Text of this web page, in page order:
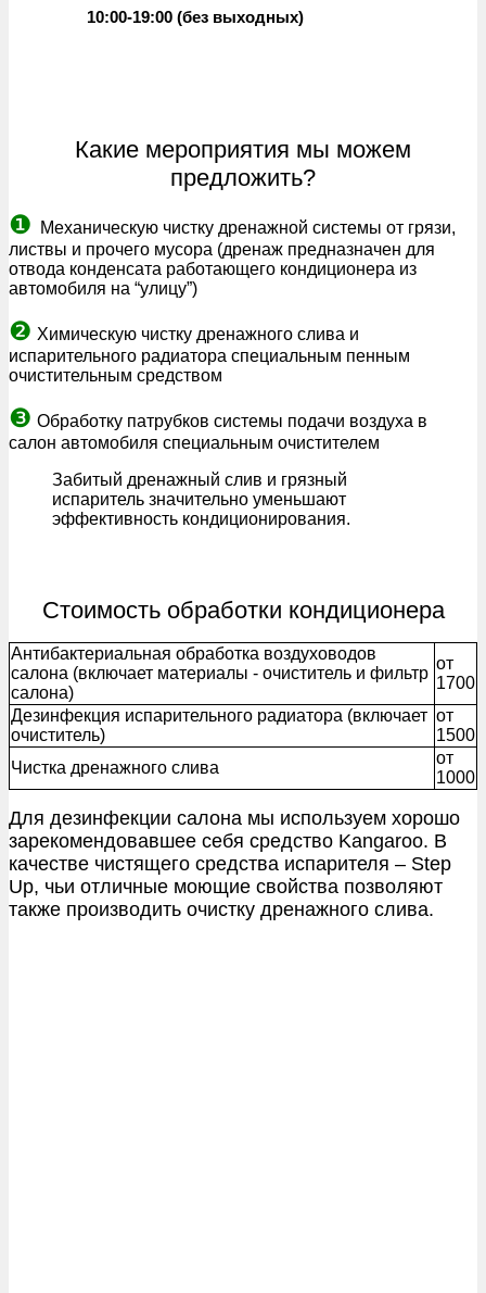
10:00-19:00 (без выходных)
Какие мероприятия мы можем
предложить?
❶
Механическую чистку дренажной системы от грязи,
листвы и прочего мусора (дренаж предназначен для
отвода конденсата работающего кондиционера из
автомобиля на “улицу”)
❷ Химическую чистку дренажного слива и
испарительного радиатора специальным пенным
очистительным средством
❸ Обработку патрубков системы подачи воздуха в
салон автомобиля специальным очистителем
Забитый дренажный слив и грязный
испаритель значительно уменьшают
эффективность кондиционирования.
Стоимость обработки кондиционера
Антибактериальная обработка воздуховодов
салона (включает материалы - очиститель и фильтр
салона)
от
1700
Дезинфекция испарительного радиатора (включает
очиститель)
от
1500
Чистка дренажного слива
от
1000
Для дезинфекции салона мы используем хорошо
зарекомендовавшее себя средство Kangaroo. В
качестве чистящего средства испарителя – Step
Up, чьи отличные моющие свойства позволяют
также производить очистку дренажного слива.